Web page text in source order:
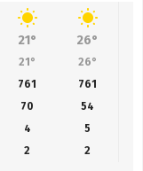
21° 26°
21° 26°
761 761
70
54
4
5
2 2